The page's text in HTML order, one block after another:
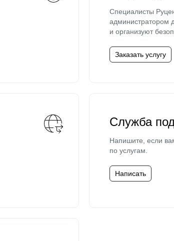
Специалисты
администратором
и организуют
Заказать услугу
Служба
Напишите, если
по услугам.
Написать